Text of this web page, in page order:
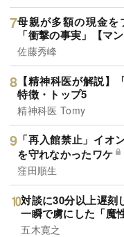
母親が多額の現金
「衝撃の事実」【マン
佐藤秀峰
【精神科医が解説】
特徴・トップ5
精神科医 Tomy
「再入館禁止」イオ
を守れなかったワケ
窪田順生
対談に30分以上遅刻
一瞬で虜にした「魔
五木寛之